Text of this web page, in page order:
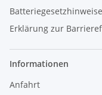
Batteriegesetzhinweise
Erklärung zur
Informationen
Anfahrt